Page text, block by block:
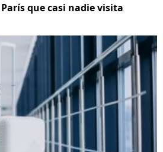
que casi nadie visita